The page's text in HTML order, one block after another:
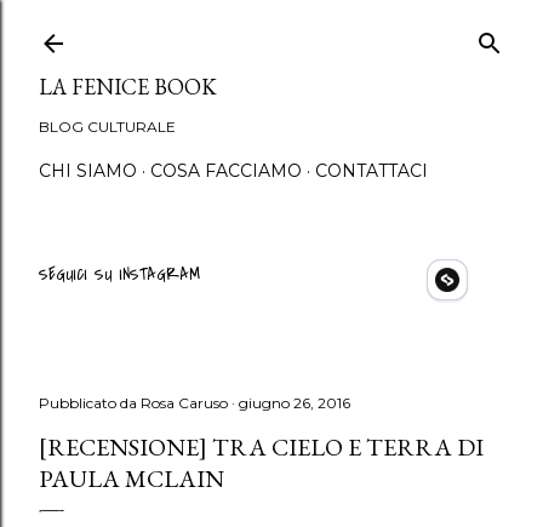
Passa ai contenuti
LA FENICE BOOK
BLOG CULTURALE
CHI SIAMO COSA FACCIAMO CONTATTACI
SEGUICI SU INSTAGRAM
Pubblicato da Rosa Caruso giugno 26, 2016
[RECENSIONE] TRA CIELO E TERRA DI
PAULA MCLAIN